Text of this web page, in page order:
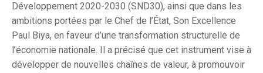
Développement 2020-2030 (SND30), ainsi que dans les
ambitions portées par le Chef de l’État, Son Excellence
Paul Biya, en faveur d’une transformation structurelle de
l’économie nationale. Il a précisé que cet instrument vise à
développer de nouvelles chaînes de valeur, à promouvoir